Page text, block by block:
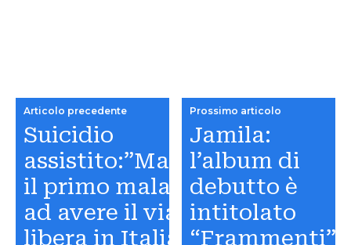
Articolo precedente
Suicidio
assistito:”Mario”
il primo malato
ad avere il via
libera in Italia
Prossimo articolo
Jamila:
l’album di
debutto è
intitolato
“Frammenti”